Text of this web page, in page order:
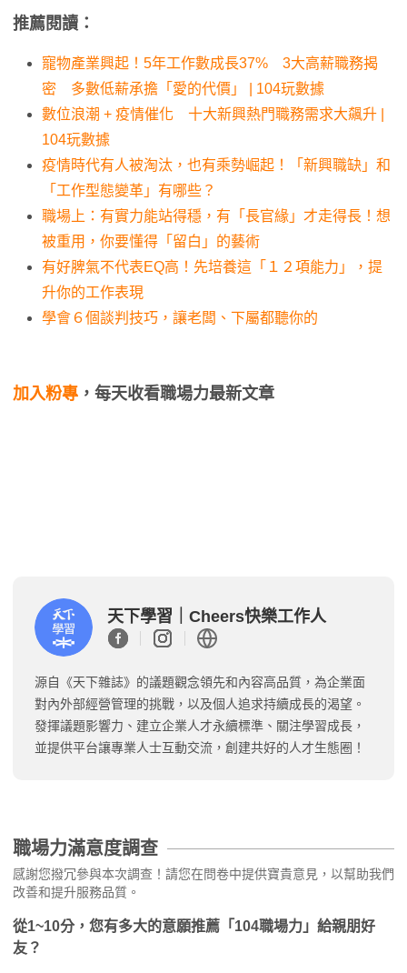
推薦閱讀：
寵物產業興起！5年工作數成長37% 3大高薪職務揭
密 多數低薪承擔「愛的代價」 | 104玩數據
數位浪潮 + 疫情催化 十大新興熱門職務需求大飆升 |
104玩數據
疫情時代有人被淘汰，也有乘勢崛起！「新興職缺」和
「工作型態變革」有哪些？
職場上：有實力能站得穩，有「長官緣」才走得長！想
被重用，你要懂得「留白」的藝術
有好脾氣不代表EQ高！先培養這「１２項能力」，提
升你的工作表現
學會６個談判技巧，讓老闆、下屬都聽你的
加入粉專 ，每天收看職場力最新文章
天下學習｜Cheers快樂工作人
源自《天下雜誌》的議題觀念領先和內容高品質，為企業面
對內外部經營管理的挑戰，以及個人追求持續成長的渴望。
發揮議題影響力、建立企業人才永續標準、關注學習成長，
並提供平台讓專業人士互動交流，創建共好的人才生態圈！
職場力滿意度調查
感謝您撥冗參與本次調查！請您在問卷中提供寶貴意見，以幫助我們
改善和提升服務品質。
從1~10分，您有多大的意願推薦「104職場力」給親朋好
友？